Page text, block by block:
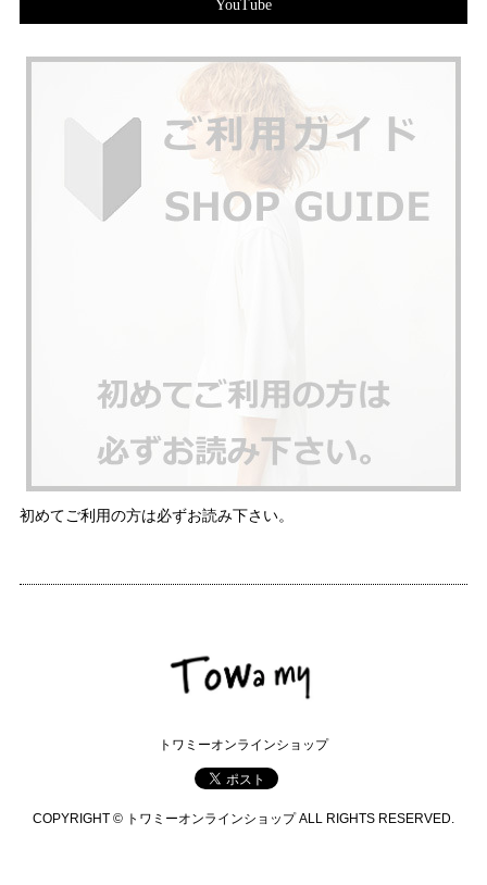
YouTube
初めてご利用の方は必ずお読み下さい。
トワミーオンラインショップ
COPYRIGHT © トワミーオンラインショップ ALL RIGHTS RESERVED.